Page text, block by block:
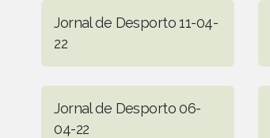
Jornal de Desporto 11-04-
22
Jornal de Desporto 06-
04-22